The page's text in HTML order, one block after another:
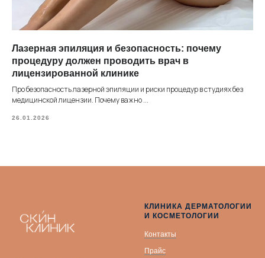
Лазерная эпиляция и безопасность: почему
процедуру должен проводить врач в
лицензированной клинике
Про безопасность лазерной эпиляции и риски процедур в студиях без
медицинской лицензии. Почему важно ...
26.01.2026
КЛИНИКА ДЕРМАТОЛОГИИ
И КОСМЕТОЛОГИИ
Контакты
Прайс